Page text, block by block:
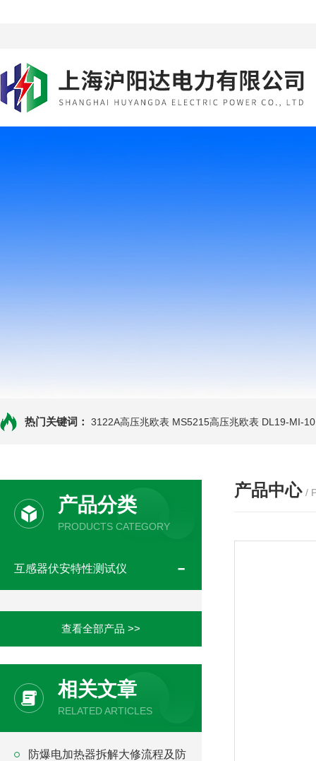
热门关键词： 3122A高压兆欧表 MS5215高压兆欧表 DL19-MI-
产品分类
PRODUCTS CATEGORY
互感器伏安特性测试仪
查看全部产品 >>
相关文章
RELATED ARTICLES
防爆电加热器拆解大修流程及防
产品中心 /